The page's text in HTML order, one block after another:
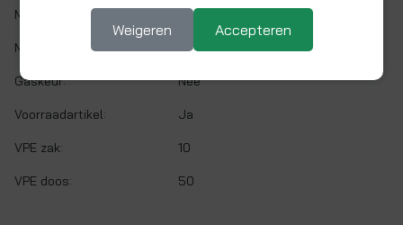
Max. werktemp.: 95 °C
Max. werkdruk: 12 bar bij 20°C
Gaskeur: Nee
Voorraadartikel: Ja
VPE zak: 10
VPE doos: 50
Weigeren Accepteren